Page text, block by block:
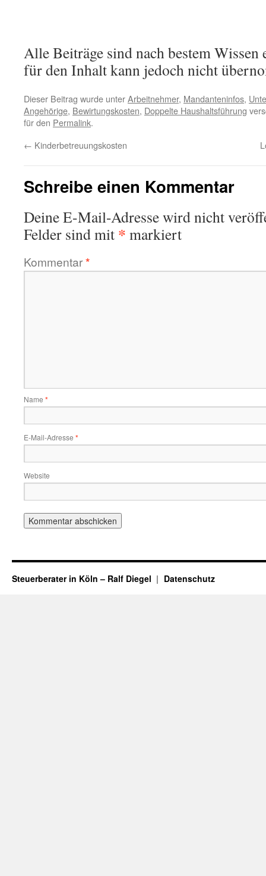
Alle Beiträge sind nach bestem
für den Inhalt kann jedoch nicht
Dieser Beitrag wurde unterArbeitnehmer, Mandanteninfos,
Angehörige, Bewirtungskosten, Doppelte Haushaltsführung
für den Permalink.
← Kinderbetreuungskosten
Schreibe einen Kommentar
Deine E-Mail-Adresse wird nicht
Felder sind mit * markiert
Kommentar*
Name *
E-Mail-Adresse *
Website
Steuerberater in Köln – Ralf Diegel Datenschutz